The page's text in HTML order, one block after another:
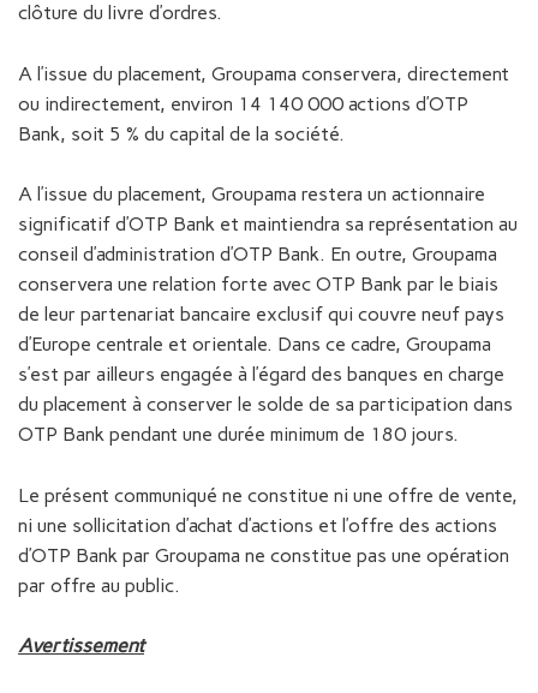
clôture du livre d’ordres.
A l’issue du placement, Groupama conservera, directement
ou indirectement, environ 14 140 000 actions d’OTP
Bank, soit 5 % du capital de la société.
A l’issue du placement, Groupama restera un actionnaire
significatif d’OTP Bank et maintiendra sa représentation au
conseil d’administration d’OTP Bank. En outre, Groupama
conservera une relation forte avec OTP Bank par le biais
de leur partenariat bancaire exclusif qui couvre neuf pays
d’Europe centrale et orientale. Dans ce cadre, Groupama
s’est par ailleurs engagée à l’égard des banques en charge
du placement à conserver le solde de sa participation dans
OTP Bank pendant une durée minimum de 180 jours.
Le présent communiqué ne constitue ni une offre de vente,
ni une sollicitation d’achat d’actions et l’offre des actions
d’OTP Bank par Groupama ne constitue pas une opération
par offre au public.
Avertissement